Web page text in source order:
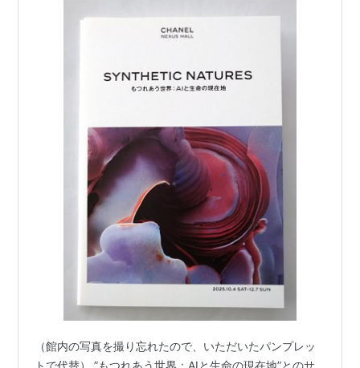
女の子のための現代アート入門
―MOTコレクションを中心に
出版社/メーカー:淡交社
発売日:2010/02/26
: 4人クリック: 222回
この商品を含むブログ (12件) を見る
Space for your future―アート
とデザインの遺伝子を組み替える
作者:
長谷川祐子,関昭郎,東京都現代美
術館,ブライアン・アムスタッツ
出版社/メーカー:
INAXo
発売日:
2007/12/10
ペーパーバック
クリック: 39回
この商品を含むブログ (8件) を見る
（館内の写真を撮り忘れたので、いただいたパンプレッ
トで代替） ”もつれあう世界：AIと生命の現在地”とのサ